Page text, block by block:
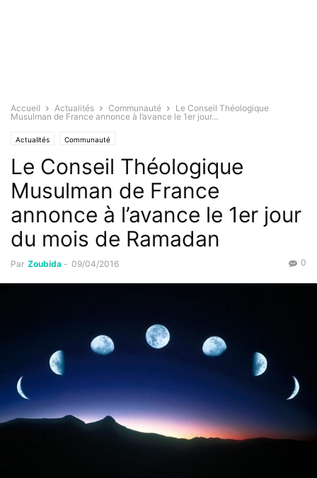
Accueil Actualités Communauté
Le Conseil Théologique
Musulman de France annonce à l’avance le 1er jour...
Actualités Communauté
Le Conseil Théologique
Musulman de France
annonce à l’avance le 1er jour
du mois de Ramadan
Par Zoubida - 09/04/2016 0